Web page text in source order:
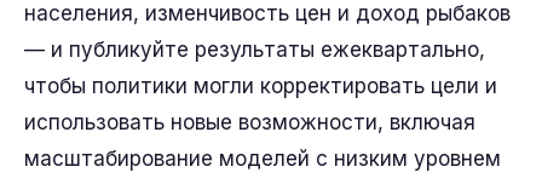
населения, изменчивость цен и доход рыбаков
— и публикуйте результаты ежеквартально,
чтобы политики могли корректировать цели и
использовать новые возможности, включая
масштабирование моделей с низким уровнем